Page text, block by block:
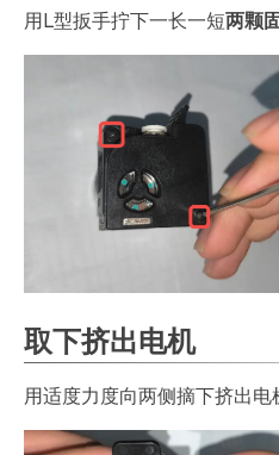
用L型扳手拧下一长一短两颗
取下挤出电机
用适度力度向两侧摘下挤出电